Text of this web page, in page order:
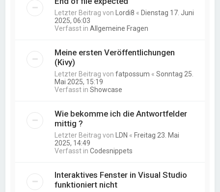
Letzter Beitrag von Lordi8 « Dienstag 17. Juni
2025, 06:03
Verfasst inAllgemeine Fragen
Meine ersten Veröffentlichungen
(Kivy)
Letzter Beitrag vonfatpossum «Sonntag 25.
Mai 2025, 15:19
Verfasst inShowcase
Wie bekomme ich die Antwortfelder
mittig ?
Letzter Beitrag von LDN « Freitag 23. Mai
2025, 14:49
Verfasst inCodesnippets
Interaktives Fenster in Visual Studio
funktioniert nicht